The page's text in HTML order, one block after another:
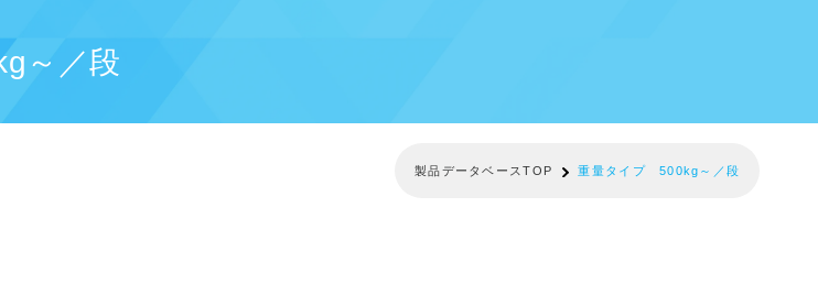
～／段
製品データベースTOP 重量タイプ 500kg～／段